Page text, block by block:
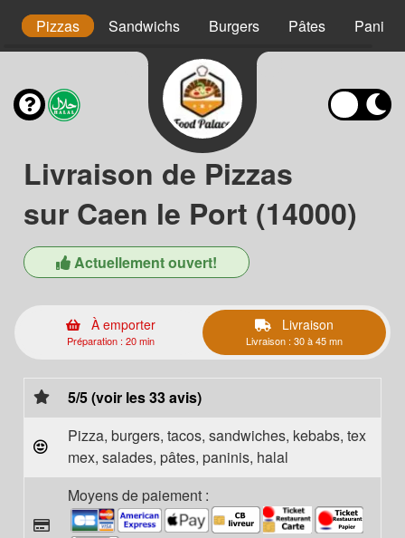
Pizzas Sandwichs Burgers Pâtes Paninis
Livraison de Pizzas
sur Caen le Port (14000)
Actuellement ouvert!
À emporter
Préparation : 20 min
Livraison
Livraison : 30 à 45 mn
5/5 (voir les 33 avis)
Pizza, burgers, tacos, sandwiches, kebabs, tex
mex, salades, pâtes, paninis, halal
Moyens de paiement :